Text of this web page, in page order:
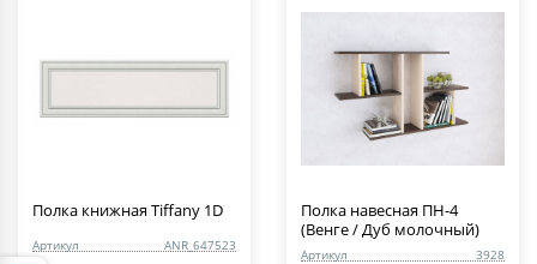
Полка книжная Tiffany 1D
Артикул ANR_647523
Полка навесная ПН-4
(Венге / Дуб молочный)
Артикул 3928